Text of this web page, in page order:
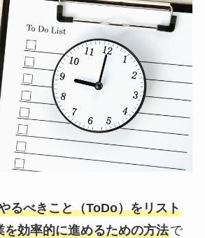
るべきこと（ToDo）をリスト
を効率的に進めるための方法で